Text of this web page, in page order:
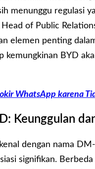
menunggu regulasi
of Public
elemen penting
kemungkinan BYD
WhatsApp karena
Keunggulan
dengan nama
signifikan.